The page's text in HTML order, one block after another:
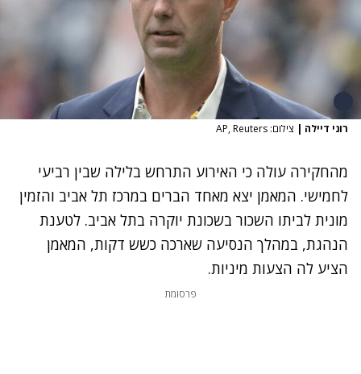
רוני דיילה | צילום: AP, Reuters
מהחקירה עולה כי האירוע התרחש בלילה שבין רביעי
לחמישי. המאמן יצא מאחד הברים במרכז תל אביב והזמין
מונית לביתו השכור בשכונת יוקרה בתל אביב. לטענת
הנהגת, במהלך הנסיעה שארכה כשש דקות, המאמן
הציע לה הצעות מיניות.
פרסומת